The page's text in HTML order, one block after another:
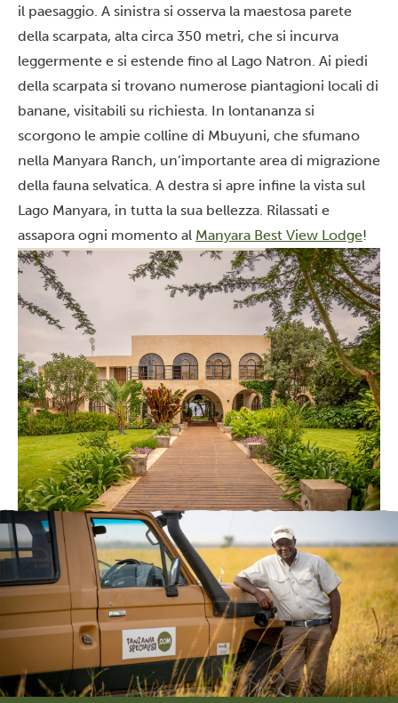
il paesaggio. A sinistra si osserva la maestosa parete
della scarpata, alta circa 350 metri, che si incurva
leggermente e si estende fino al Lago Natron. Ai piedi
della scarpata si trovano numerose piantagioni locali di
banane, visitabili su richiesta. In lontananza si
scorgono le ampie colline di Mbuyuni, che sfumano
nella Manyara Ranch, un’importante area di migrazione
della fauna selvatica. A destra si apre infine la vista sul
Lago Manyara, in tutta la sua bellezza. Rilassati e
assapora ogni momento al Manyara Best View Lodge!